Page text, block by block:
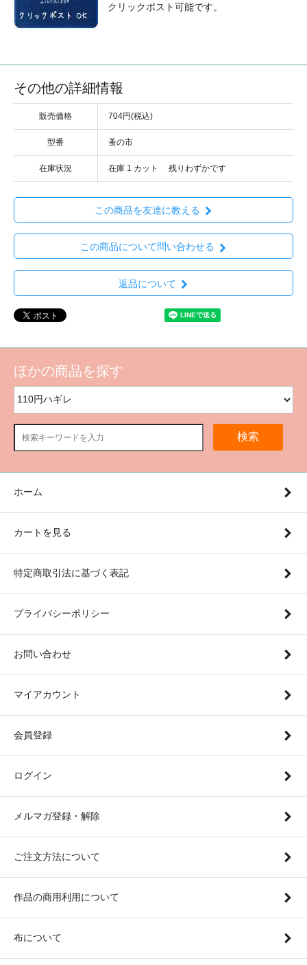
クリックポスト可能です。
その他の詳細情報
販売価格 704円(税込)
型番 蚤の市
在庫状況 在庫 1 カット 残りわずかです
この商品を友達に教える
この商品について問い合わせる
返品について
ほかの商品を探す
検索
ホーム
カートを見る
特定商取引法に基づく表記
プライバシーポリシー
お問い合わせ
マイアカウント
会員登録
ログイン
メルマガ登録・解除
ご注文方法について
作品の商用利用について
布について